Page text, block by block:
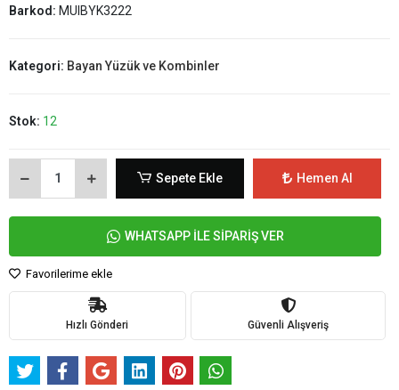
Barkod: MUIBYK3222
Kategori: Bayan Yüzük ve Kombinler
Stok: 12
Sepete Ekle Hemen Al
WHATSAPP İLE SİPARİŞ VER
Favorilerime ekle
Hızlı Gönderi Güvenli Alışveriş